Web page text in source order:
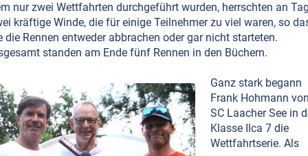
nur zwei Wettfahrten durchgeführt wurden, herrschten an Tag
kräftige Winde, die für einige Teilnehmer zu viel waren, so
die Rennen entweder abbrachen oder gar nicht starteten.
standen am Ende fünf Rennen in den Büchern.
Ganz stark begann
Frank Hohmann
SC Laacher See in
Klasse Ilca 7 die
Wettfahrtserie. Als